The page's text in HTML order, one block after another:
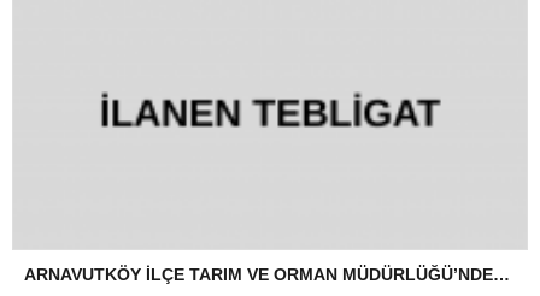
ARNAVUTKÖY İLÇE TARIM VE ORMAN MÜDÜRLÜĞÜ’NDEN İLANEN TEBLİGAT